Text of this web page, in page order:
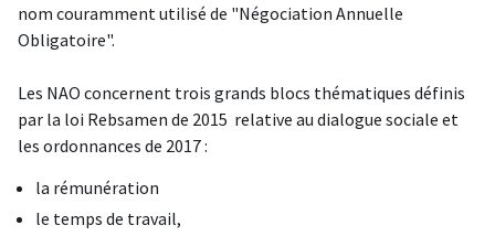
nom couramment utilisé de "Négociation Annuelle
Obligatoire".
Les NAO concernent trois grands blocs thématiques définis
par la loi Rebsamen de 2015 relative au dialogue sociale et
les ordonnances de 2017 :
la rémunération
le temps de travail,